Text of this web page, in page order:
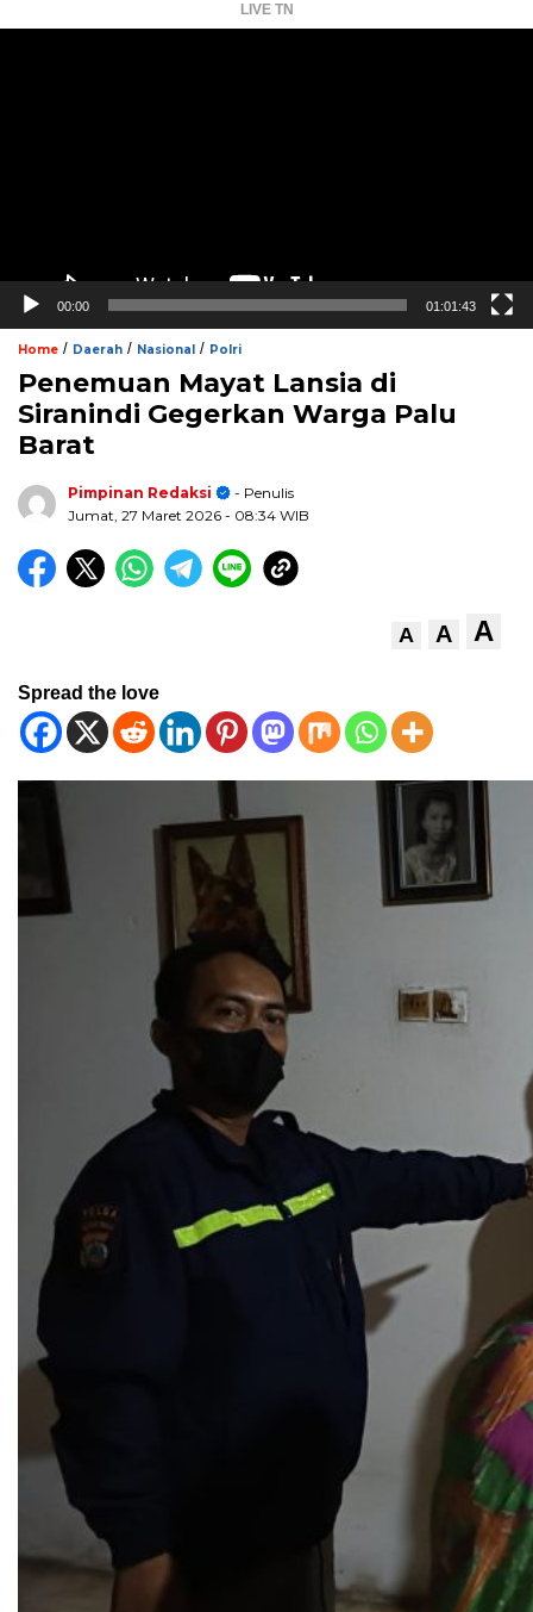
LIVE TN
00:00 01:01:43
Home / Daerah / Nasional / Polri
Penemuan Mayat Lansia di
Siranindi Gegerkan Warga Palu
Barat
Pimpinan Redaksi
- Penulis
Jumat, 27 Maret 2026 - 08:34 WIB
A A A
Spread the love